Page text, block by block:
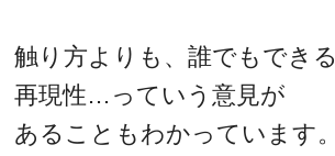
触り方よりも、誰でもできる
再現性…っていう意見が
あることもわかっています。